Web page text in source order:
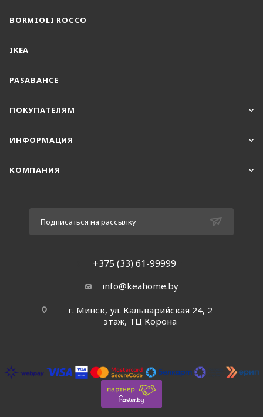
BORMIOLI ROCCO
IKEA
PASABAHCE
ПОКУПАТЕЛЯМ
ИНФОРМАЦИЯ
КОМПАНИЯ
Подписаться на рассылку
+375 (33) 61-99999
info@keahome.by
г. Минск, ул. Кальварийская 24, 2
этаж, ТЦ Корона